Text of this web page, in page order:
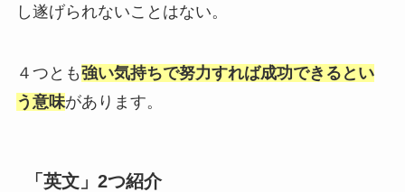
し遂げられないことはない。
４つとも強い気持ちで努力すれば成功できるとい
う意味があります。
「英文」2つ紹介